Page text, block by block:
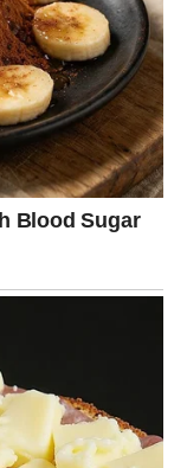
nisu znale da
bez ljubavi u
trenutak kada će
Neki će
priznanje koje će
veliko
nije
razumeti šta je
snažan trag